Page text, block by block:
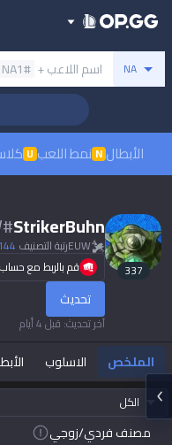
NA بحث عن المستدعي
اسم اللاعب + #NA1
الأبطال N نمط اللعب U
337
StrikerBuhn
#
EUWرتبة التصنيف
قم بالربط مع
تحديث
آخر تحديث:قبل 4 أيام
الملخص الاسلوب
الكل
مصنف فردي/زوجي
League of Legends
Beta
ROBLOX
Pokémon Pokopia
Arc Raiders
Counter Strike 2
Beta
Sign in
Language
العربية
Dark mode
Back
العربية
English
日本語
język polski
Deutsch
español